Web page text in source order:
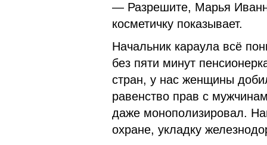
— Разрешите, Марья
косметичку показывает.
Начальник караула всё
без пяти минут
стран, у нас женщины
равенство прав с
даже монополизировал.
охране, укладку